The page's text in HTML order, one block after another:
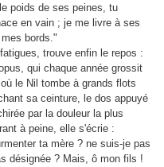
poids de ses peines, tu
en vain ; je me livre à ses
bords."
trouve enfin le repos :
qui chaque année grossit
le Nil tombe à grands flots
sa ceinture, le dos appuyé
par la douleur la plus
à peine, elle s'écrie :
ta mère ? ne suis-je pas
désignée ? Mais, ô mon fils !